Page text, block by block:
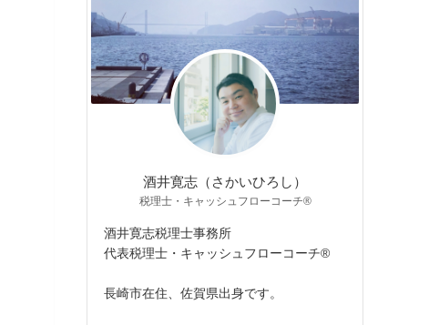
酒井寛志（さかいひろし）
税理士・キャッシュフローコーチ®
酒井寛志税理士事務所
代表税理士・キャッシュフローコーチ®
長崎市在住、佐賀県出身です。